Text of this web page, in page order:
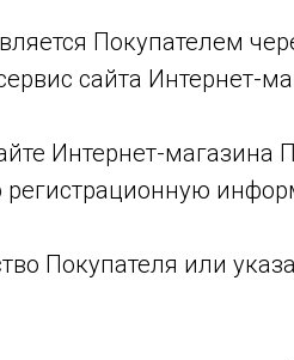
Покупателем
сайта Интернет-
Интернет-магазина
Покупателя или